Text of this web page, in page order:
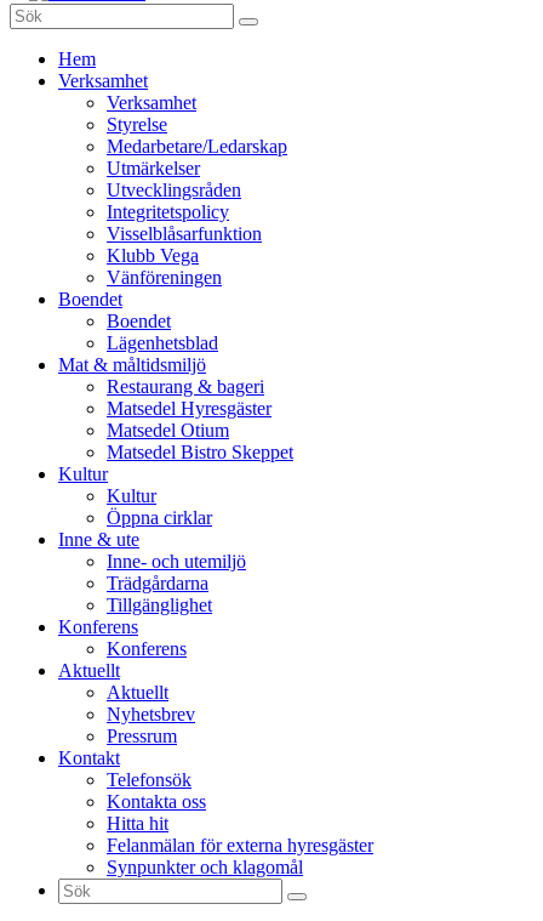
Sök
efter:
vidare
Hem
Verksamhet
Verksamhet
Styrelse
Medarbetare/Ledarskap
Utmärkelser
Utvecklingsråden
Integritetspolicy
Visselblåsarfunktion
Klubb Vega
Vänföreningen
Boendet
Boendet
Lägenhetsblad
Mat & måltidsmiljö
Restaurang & bageri
Matsedel Hyresgäster
Matsedel Otium
Matsedel Bistro Skeppet
Kultur
Kultur
Öppna cirklar
Inne & ute
Inne- och utemiljö
Trädgårdarna
Tillgänglighet
Konferens
Konferens
Aktuellt
Aktuellt
Nyhetsbrev
Pressrum
Kontakt
Telefonsök
Kontakta oss
Hitta hit
Felanmälan för externa hyresgäster
Synpunkter och klagomål
Sök
efter: